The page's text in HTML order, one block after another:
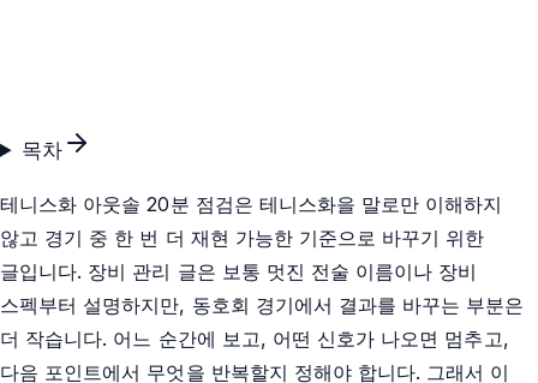
목차
테니스화 아웃솔 20분 점검은 테니스화을 말로만 이해하지
않고 경기 중 한 번 더 재현 가능한 기준으로 바꾸기 위한
글입니다. 장비 관리 글은 보통 멋진 전술 이름이나 장비
스펙부터 설명하지만, 동호회 경기에서 결과를 바꾸는 부분은
더 작습니다. 어느 순간에 보고, 어떤 신호가 나오면 멈추고,
다음 포인트에서 무엇을 반복할지 정해야 합니다. 그래서 이